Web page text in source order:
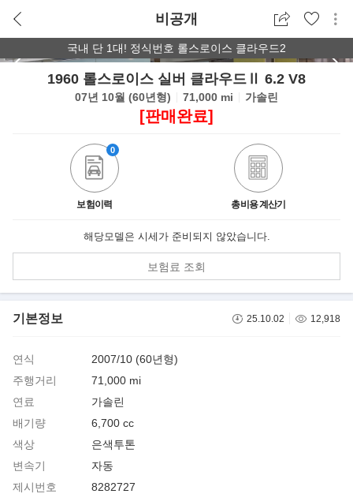
비공개
국내 단 1대! 정식번호 롤스로이스 클라우드2
1960 롤스로이스 실버 클라우드Ⅱ 6.2 V8
07년 10월 (60년형) 71,000 mi 가솔린
[판매완료]
보험이력
0
총비용 계산기
해당모델은 시세가 준비되지 않았습니다.
보험료 조회
기본정보 25.10.02 12,918
연식
2007/10 (60년형)
주행거리
71,000 mi
연료
가솔린
배기량
6,700 cc
색상
은색투톤
변속기
자동
제시번호
8282727